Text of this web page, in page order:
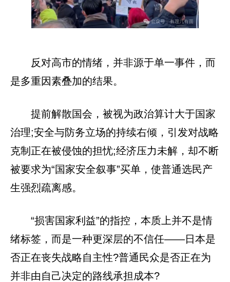
反对高市的情绪，并非源于单一事件，而
是多重因素叠加的结果。
提前解散国会，被视为政治算计大于国家
治理;安全与防务立场的持续右倾，引发对战略
克制正在被侵蚀的担忧;经济压力未解，却不断
被要求为“国家安全叙事”买单，使普通选民产
生强烈疏离感。
“损害国家利益”的指控，本质上并不是情
绪标签，而是一种更深层的不信任——日本是
否正在丧失战略自主性?普通民众是否正在为
并非由自己决定的路线承担成本?